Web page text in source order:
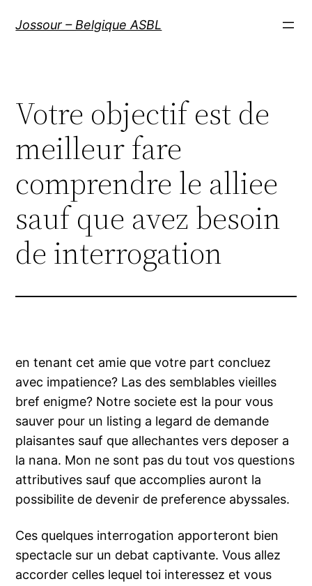
Jossour – Belgique ASBL
Votre objectif est de
meilleur fare
comprendre le alliee
sauf que avez besoin
de interrogation
en tenant cet amie que votre part concluez
avec impatience? Las des semblables vieilles
bref enigme? Notre societe est la pour vous
sauver pour un listing a legard de demande
plaisantes sauf que allechantes vers deposer a
la nana. Mon ne sont pas du tout vos questions
attributives sauf que accomplies auront la
possibilite de devenir de preference abyssales.
Ces quelques interrogation apporteront bien
spectacle sur un debat captivante. Vous allez
accorder celles lequel toi interessez et vous